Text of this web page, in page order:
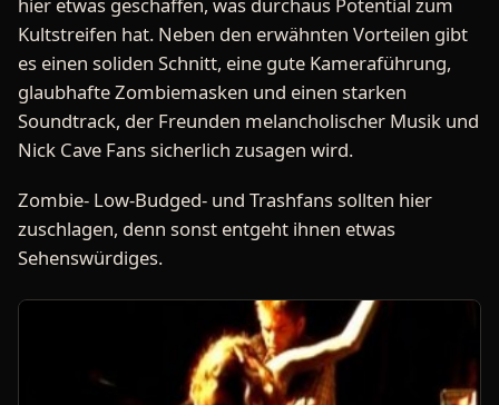
Kultstreifen hat. Neben den erwähnten Vorteilen gibt
es einen soliden Schnitt, eine gute Kameraführung,
glaubhafte Zombiemasken und einen starken
Soundtrack, der Freunden melancholischer Musik und
Nick Cave Fans sicherlich zusagen wird.
Zombie- Low-Budged- und Trashfans sollten hier
zuschlagen, denn sonst entgeht ihnen etwas
Sehenswürdiges.